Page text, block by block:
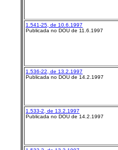
1.541-25, de 10.6.1997
Publicada no DOU de 11.6.1997
1.536-22, de 13.2.1997
Publicada no DOU de 14.2.1997
1.533-2, de 13.2.1997
Publicada no DOU de 14.2.1997